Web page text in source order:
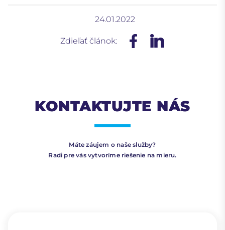
24.01.2022
Zdieľať článok:
KONTAKTUJTE NÁS
Máte záujem o naše služby?
Radi pre vás vytvoríme riešenie na mieru.